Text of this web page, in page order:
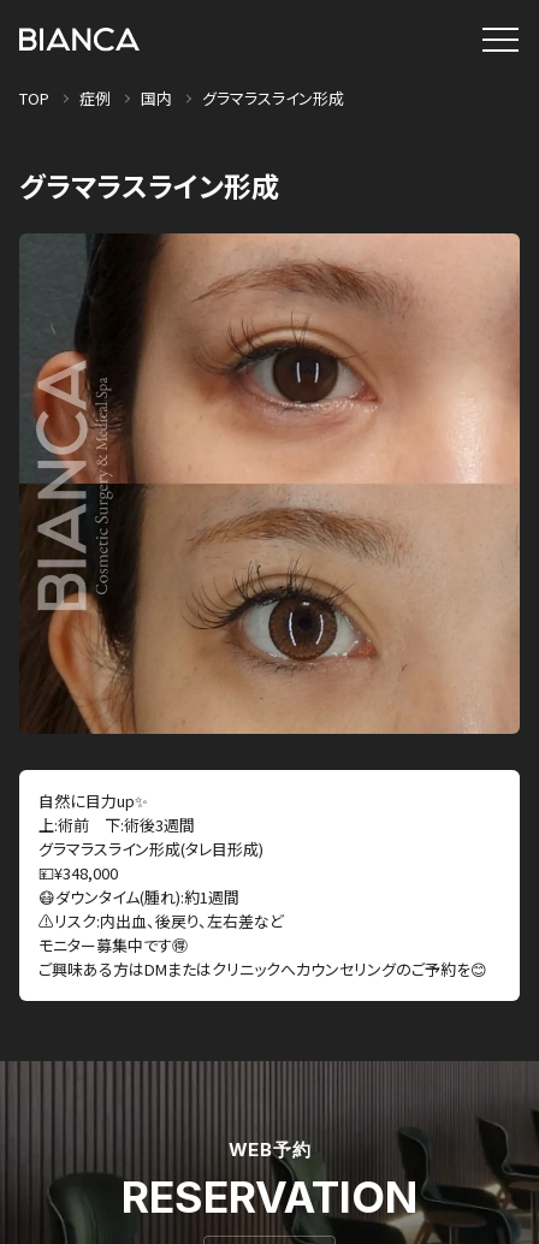
TOP 症例 国内 グラマラスライン形成
グラマラスライン形成
自然に目力up✨
上:術前 下:術後3週間
グラマラスライン形成(タレ目形成)
💴¥348,000
😷ダウンタイム(腫れ):約1週間
⚠️リスク:内出血、後戻り、左右差など
モニター募集中です🉐
ご興味ある方はDMまたはクリニックへカウンセリングのご予約を😊
WEB予約
RESERVATION